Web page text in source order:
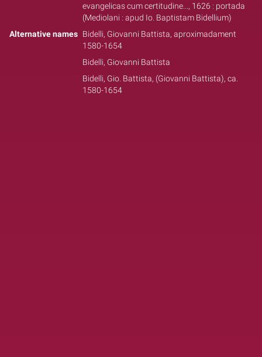
evangelicas cum certitudine..., 1626 : portada
(Mediolani : apud Io. Baptistam Bidellium)
Alternative names Bidelli, Giovanni Battista, aproximadament
1580-1654
Bidelli, Giovanni Battista
Bidelli, Gio. Battista, (Giovanni Battista), ca.
1580-1654